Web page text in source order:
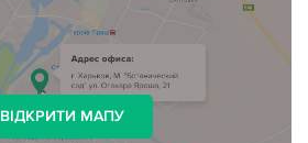
ВІДКРИТИ МАПУ